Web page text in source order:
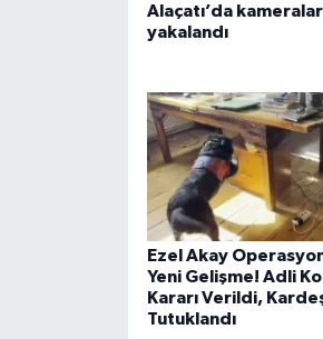
Alaçatı’da
yakalandı
Ezel Akay
Yeni Gelişme! Adli
Kararı Verildi,
Tutuklandı